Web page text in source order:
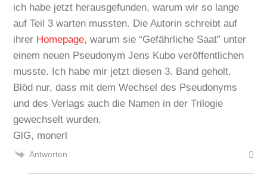
ich habe jetzt herausgefunden, warum wir so lange
auf Teil 3 warten mussten. Die Autorin schreibt auf
ihrer Homepage, warum sie “Gefährliche Saat” unter
einem neuen Pseudonym Jens Kubo veröffentlichen
musste. Ich habe mir jetzt diesen 3. Band geholt.
Blöd nur, dass mit dem Wechsel des Pseudonyms
und des Verlags auch die Namen in der Trilogie
gewechselt wurden.
GlG, monerl
Antworten